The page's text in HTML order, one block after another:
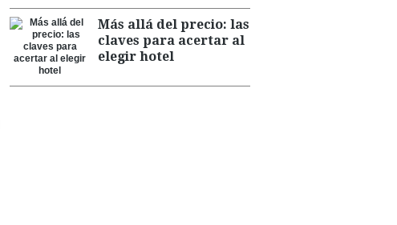
Más allá del precio: las
claves para acertar al
elegir hotel